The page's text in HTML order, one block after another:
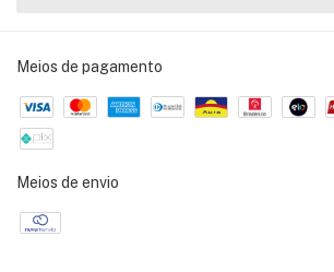
Meios de pagamento
Meios de envio